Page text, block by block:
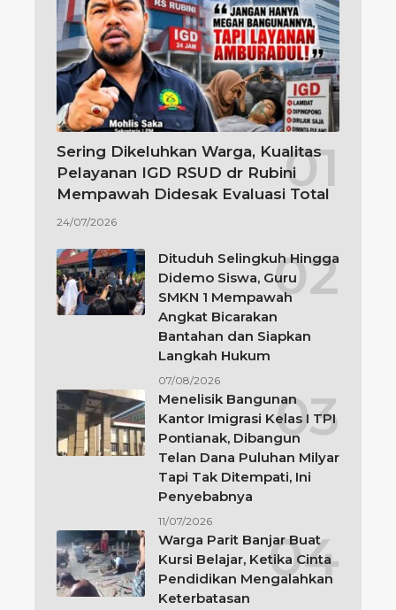
Sering Dikeluhkan Warga, Kualitas
Pelayanan IGD RSUD dr Rubini
Mempawah Didesak Evaluasi Total
24/07/2026
Dituduh Selingkuh Hingga
Didemo Siswa, Guru
SMKN 1 Mempawah
Angkat Bicarakan
Bantahan dan Siapkan
Langkah Hukum
07/08/2026
Menelisik Bangunan
Kantor Imigrasi Kelas I TPI
Pontianak, Dibangun
Telan Dana Puluhan Milyar
Tapi Tak Ditempati, Ini
Penyebabnya
11/07/2026
Warga Parit Banjar Buat
Kursi Belajar, Ketika Cinta
Pendidikan Mengalahkan
Keterbatasan